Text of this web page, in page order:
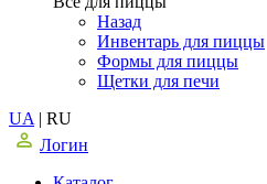
Назад
Инвентарь для пиццы
Формы для пиццы
Щетки для печи
UA | RU
Логин